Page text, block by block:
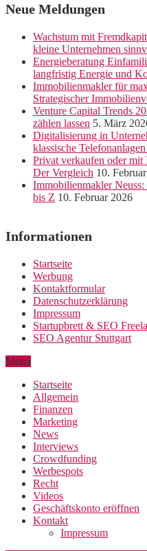
Neue Meldungen
Wachstum mit
kleine Unternehmen
Energieberatung
langfristig Energie und
Immobilienmakler für
Strategischer
Venture Capital Trends
zählen lassen 5. März
Digitalisierung in
klassische
Privat verkaufen oder
Der Vergleich 10.
Immobilienmakler
bis Z 10. Februar 2026
Informationen
Startseite
Werbung
Kontaktformular
Datenschutzerklärung
Impressum
Startupbrett & SEO
SEO Agentur Stuttgart
Menu
Startseite
Allgemein
Finanzen
Marketing
News
Interviews
Crowdfunding
Werbespots
Recht
Videos
Geschäftskonto eröffnen
Kontakt
Impressum